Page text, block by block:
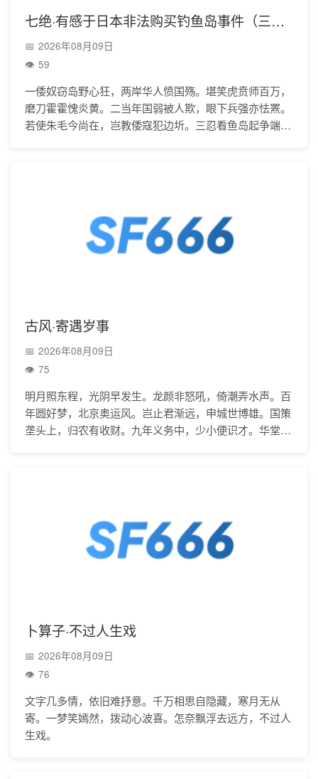
七绝·有感于日本非法购买钓鱼岛事件（三首）
2026年08月09日
59
一倭奴窃岛野心狂，两岸华人愤国殇。堪笑虎贲师百万，
磨刀霍霍愧炎黄。二当年国弱被人欺，眼下兵强亦怯罴。
若使朱毛今尚在，岂教倭寇犯边圻。三忍看鱼岛起争端，
古风·寄遇岁事
2026年08月09日
75
明月照东程，光阴早发生。龙颜非怒吼，倚潮弄水声。百
年圆好梦，北京奥运风。岂止君渐远，申城世博雄。国策
垄头上，归农有收财。九年义务中，少小便识才。华堂吟
卜算子·不过人生戏
2026年08月09日
76
文字几多情，依旧难抒意。千万相思自隐藏，寒月无从
寄。一梦笑嫣然，拨动心波喜。怎奈飘浮去远方，不过人
生戏。